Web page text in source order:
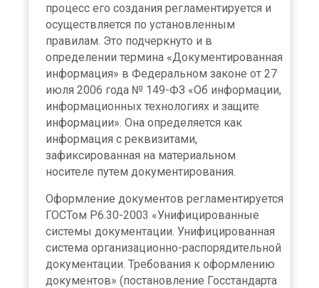
процесс его создания регламентируется и
осуществляется по установленным
правилам. Это подчеркнуто и в
определении термина «Документированная
информация» в Федеральном законе от 27
июля 2006 года № 149-ФЗ «Об информации,
информационных технологиях и защите
информации». Она определяется как
информация с реквизитами,
зафиксированная на материальном
носителе путем документирования.
Оформление документов регламентируется
ГОСТом Р6.30-2003 «Унифицированные
системы документации. Унифицированная
система организационно-распорядительной
документации. Требования к оформлению
документов» (постановление Госстандарта